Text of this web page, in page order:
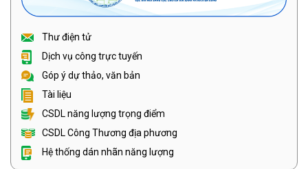
Thư điện tử
Dịch vụ công trực tuyến
Góp ý dự thảo, văn bản
Tài liệu
CSDL năng lượng trọng điểm
CSDL Công Thương địa phương
Hệ thống dán nhãn năng lượng